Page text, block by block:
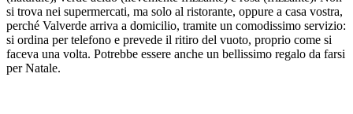
si trova nei supermercati, ma solo al ristorante, oppure a casa vostra,
perché Valverde arriva a domicilio, tramite un comodissimo servizio:
si ordina per telefono e prevede il ritiro del vuoto, proprio come si
faceva una volta. Potrebbe essere anche un bellissimo regalo da farsi
per Natale.